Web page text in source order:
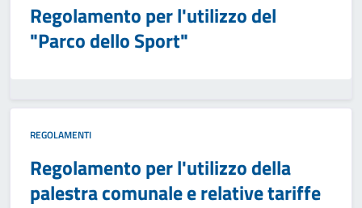
Regolamento per l'utilizzo del
"Parco dello Sport"
REGOLAMENTI
Regolamento per l'utilizzo della
palestra comunale e relative tariffe